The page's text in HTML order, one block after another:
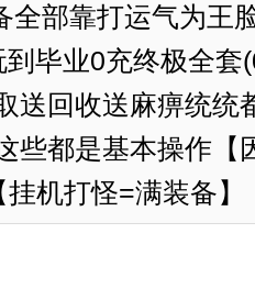
全部靠打运气为王
毕业0充终极全
送回收送麻痹统统
些都是基本操作【
机打怪=满装备